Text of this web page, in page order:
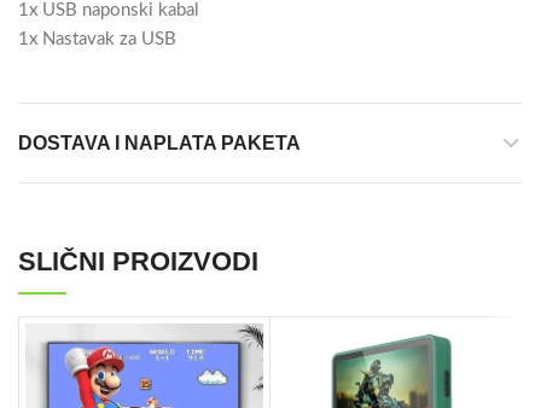
1x USB naponski kabal
1x Nastavak za USB
DOSTAVA I NAPLATA PAKETA
SLIČNI PROIZVODI